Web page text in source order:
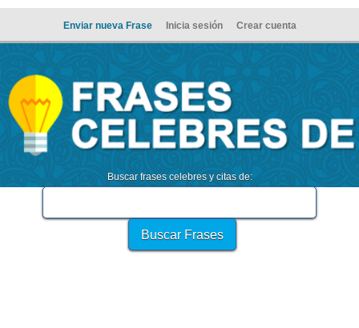
Enviar nueva Frase Inicia sesión Crear cuenta
Buscar frases celebres y citas de: